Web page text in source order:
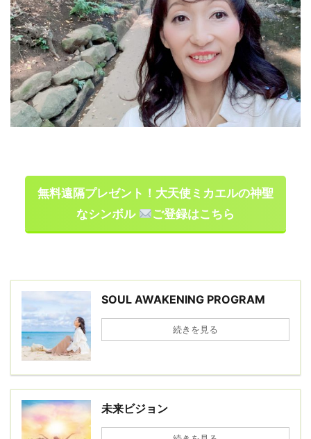
無料遠隔プレゼント！大天使ミカエルの神聖
なシンボル
ご登録はこちら
SOUL AWAKENING PROGRAM
続きを見る
未来ビジョン